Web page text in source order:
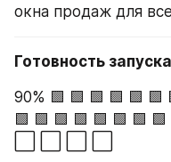
окна продаж для
Готовность
90% 🟩 🟩 🟩 🟩 🟩 🟩
🟩 🟩 🟩 🟩 🟩 🟩 🟩